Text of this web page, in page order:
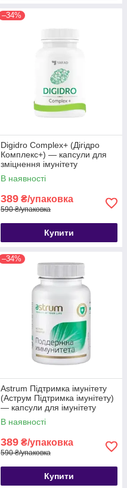
–34%
Digidro Complex+ (Дігідро
Комплекс+) — капсули для
зміцнення імунітету
В наявності
389 ₴/упаковка
590 ₴/упаковка
Купити
–34%
Astrum Підтримка імунітету
(Аструм Підтримка імунітету)
— капсули для імунітету
В наявності
389 ₴/упаковка
590 ₴/упаковка
Купити